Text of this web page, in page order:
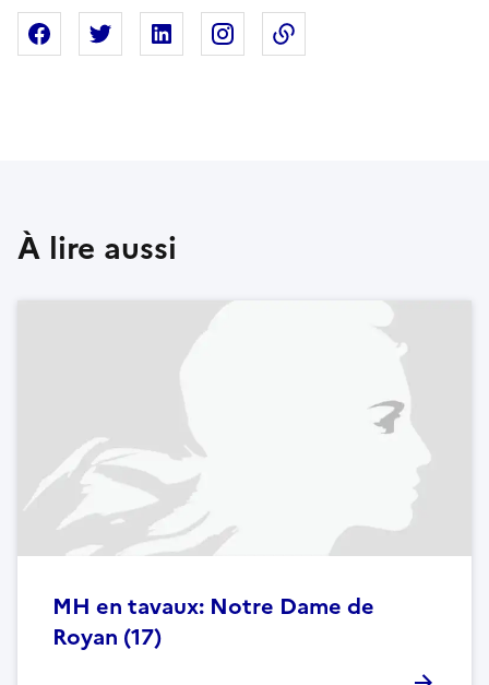
Partager sur Facebook
Partager sur XPartager sur Linkedin
Partager sur Instagram
À lire aussi
MH en tavaux: Notre Dame de
Royan (17)